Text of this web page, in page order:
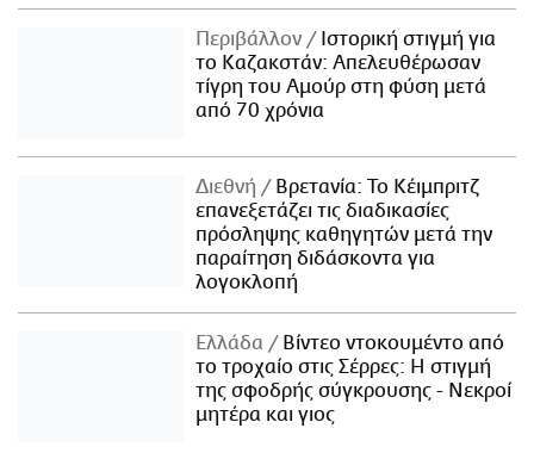
Περιβάλλον
Ιστορική στιγμή για
το Καζακστάν: Απελευθέρωσαν
τίγρη του Αμούρ στη φύση μετά
από 70 χρόνια
Διεθνή
Βρετανία: Το Κέιμπριτζ
επανεξετάζει τις διαδικασίες
πρόσληψης καθηγητών μετά την
παραίτηση διδάσκοντα για
λογοκλοπή
Ελλάδα
Βίντεο ντοκουμέντο από
το τροχαίο στις Σέρρες: Η στιγμή
της σφοδρής σύγκρουσης - Νεκροί
μητέρα και γιος